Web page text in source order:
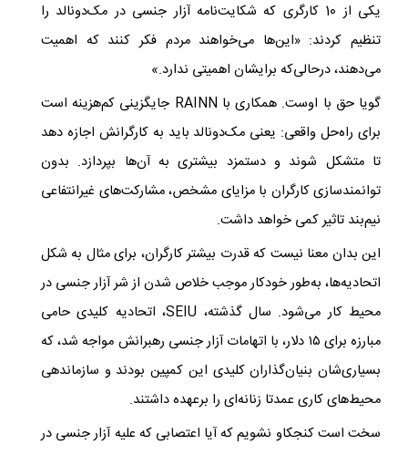
یکی از 10 کارگری که شکایت‌نامه آزار جنسی در مک‌دونالد را
تنظیم کردند: «این‌ها می‌خواهند مردم فکر کنند که اهمیت
می‌دهند، درحالی‌که برایشان اهمیتی ندارد.»
گویا حق با اوست. همکاری با RAINN جایگزینی کم‌هزینه است
برای راه‌حل واقعی: یعنی مک‌دونالد باید به کارگرانش اجازه دهد
تا متشکل شوند و دستمزد بیشتری به آن‌ها بپردازد. بدون
توانمندسازی کارگران با مزایای مشخص، مشارکت‌های غیرانتفاعی
نیم‌بند تاثیر کمی خواهد داشت. ​
این بدان معنا نیست که قدرت بیشتر کارگران، برای مثال به شکل
اتحادیه‌ها، به‌طور خودکار موجب خلاص شدن از شر آزار جنسی در
محیط‌ کار می‌شود. سال گذشته، SEIU، اتحادیه‌ کلیدی حامی
مبارزه برای ۱۵ دلار، با اتهامات آزار جنسی رهبرانش مواجه شد، که
بسیاری‌شان بنیان‌گذاران کلیدی این کمپین بودند و سازماندهی
محیط‌های کاری عمدتا زنانه‌ای را برعهده داشتند.
سخت است کنجکاو نشویم که آیا اعتصابی که علیه آزار جنسی در